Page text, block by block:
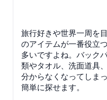
旅行好きや世界一周を
のアイテムが一番役立
多いですよね。バック
類やタオル、洗面道具
分からなくなってしま
簡単に探せます。